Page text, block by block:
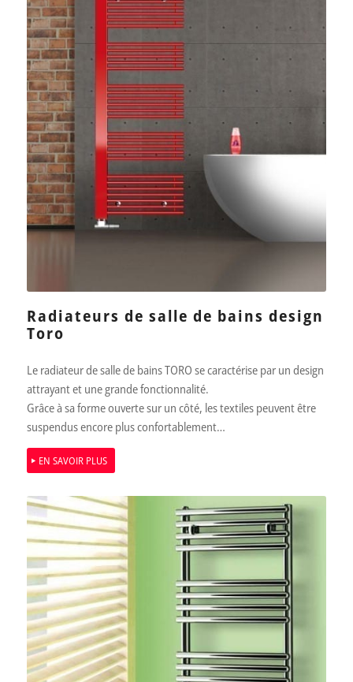
Radiateurs de salle de bains design
Toro
Le radiateur de salle de bains TORO se caractérise par un design
attrayant et une grande fonctionnalité.
Grâce à sa forme ouverte sur un côté, les textiles peuvent être
suspendus encore plus confortablement…
EN SAVOIR PLUS